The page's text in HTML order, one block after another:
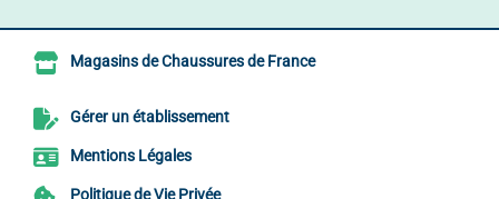
Magasins de Chaussures de France
Gérer un établissement
Mentions Légales
Politique de Vie Privée